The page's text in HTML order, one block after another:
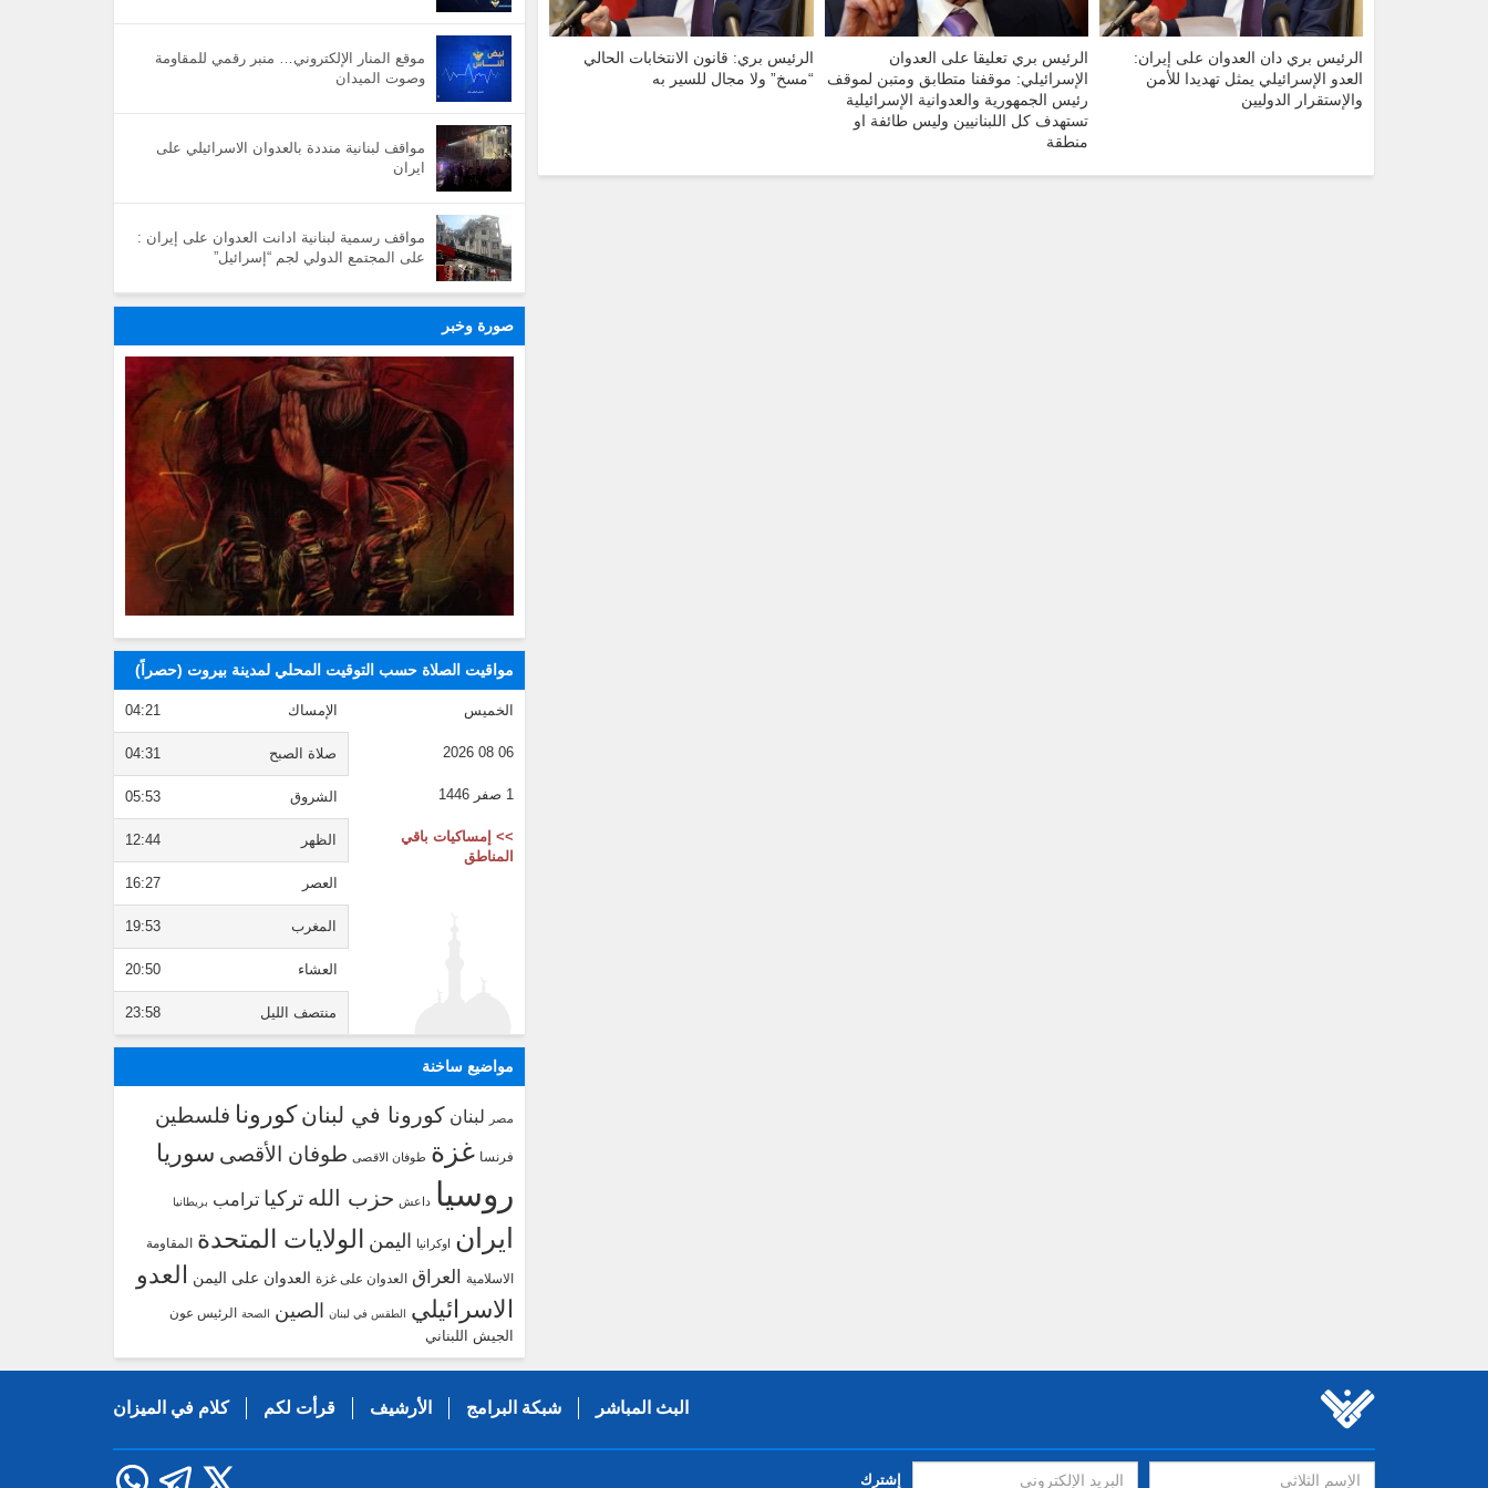
الرئيس بري دان العدوان على إيران:
العدو الإسرائيلي يمثل تهديدا للأمن
والإستقرار الدوليين
الرئيس بري تعليقا على العدوان
الإسرائيلي: موقفنا متطابق ومتبن لموقف
رئيس الجمهورية والعدوانية الإسرائيلية
تستهدف كل اللبنانيين وليس طائفة او
منطقة
الرئيس بري: قانون الانتخابات الحالي
“مسخ” ولا مجال للسير به
موقع المنار الإلكتروني… منبر رقمي للمقاومة
وصوت الميدان
مواقف لبنانية منددة بالعدوان الاسرائيلي على
ايران
مواقف رسمية لبنانية ادانت العدوان على إيران :
على المجتمع الدولي لجم “إسرائيل”
صورة وخبر
مواقيت الصلاة حسب التوقيت المحلي لمدينة بيروت (حصراً)
الخميس
06 08 2026
1 صفر 1446
>> إمساكيات باقي
المناطق
الإمساك 04:21
صلاة الصبح 04:31
الشروق 05:53
الظهر 12:44
العصر 16:27
المغرب 19:53
العشاء 20:50
منتصف الليل 23:58
مواضيع ساخنة
مصر لبنان كورونا في لبنان كورونا فلسطين
فرنسا غزة طوفان الاقصى طوفان الأقصى سوريا
روسيا داعش حزب الله تركيا ترامب بريطانيا
ايران اوكرانيا اليمن الولايات المتحدة المقاومة
الاسلامية العراق العدوان على غزة العدوان على اليمن العدو
الاسرائيلي الطقس في لبنان الصين الصحة الرئيس عون
الجيش اللبناني
البث المباشر شبكة البرامج الأرشيف قرأت لكم كلام في الميزان
إشترك